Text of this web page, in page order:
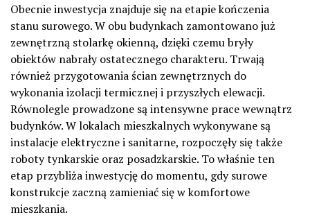
Obecnie inwestycja znajduje się na etapie kończenia
stanu surowego. W obu budynkach zamontowano już
zewnętrzną stolarkę okienną, dzięki czemu bryły
obiektów nabrały ostatecznego charakteru. Trwają
również przygotowania ścian zewnętrznych do
wykonania izolacji termicznej i przyszłych elewacji.
Równolegle prowadzone są intensywne prace wewnątrz
budynków. W lokalach mieszkalnych wykonywane są
instalacje elektryczne i sanitarne, rozpoczęły się także
roboty tynkarskie oraz posadzkarskie. To właśnie ten
etap przybliża inwestycję do momentu, gdy surowe
konstrukcje zaczną zamieniać się w komfortowe
mieszkania.